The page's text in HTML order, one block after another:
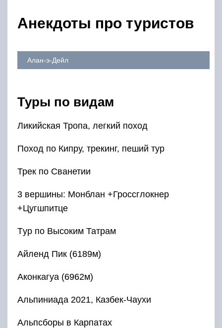
Анекдоты про туристов
Алан-э-Дейл
Туры по видам
Ликийская Тропа, легкий поход
Поход по Кипру, трекинг, пеший тур
Трек по Сванетии
3 вершины: Монблан +Гроссглокнер
+Цугшпитце
Tур по Высоким Татрам
Айленд Пик (6189м)
Аконкагуа (6962м)
Альпиниада 2021, Казбек-Чаухи
Альпсборы в Карпатах